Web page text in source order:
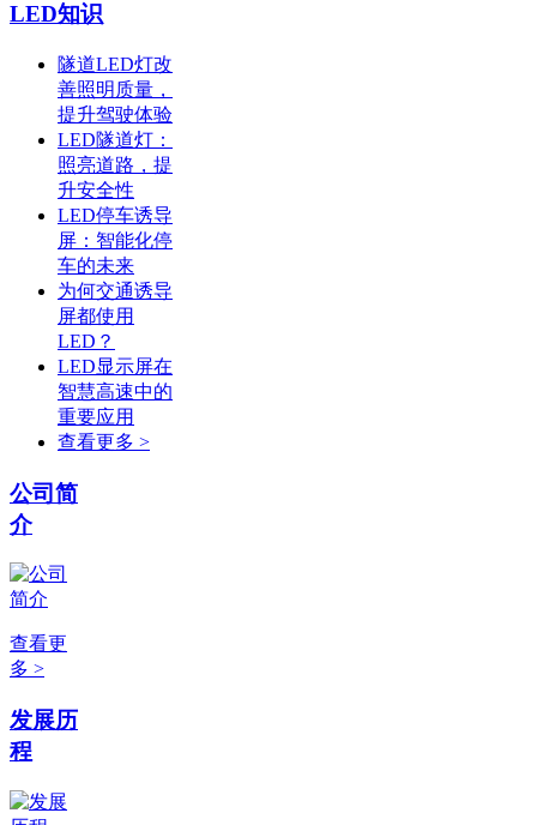
LED知识
隧道LED灯改
善照明质量，
提升驾驶体验
LED隧道灯：
照亮道路，提
升安全性
LED停车诱导
屏：智能化停
车的未来
为何交通诱导
屏都使用
LED？
LED显示屏在
智慧高速中的
重要应用
查看更多 >
公司简
介
查看更
多 >
发展历
程